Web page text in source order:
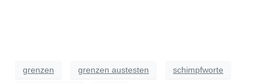
grenzen grenzen austesten schimpfworte